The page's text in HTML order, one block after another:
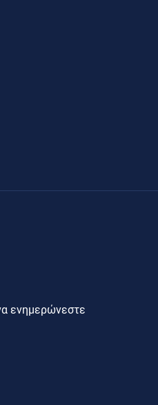
ενημερώνεστε